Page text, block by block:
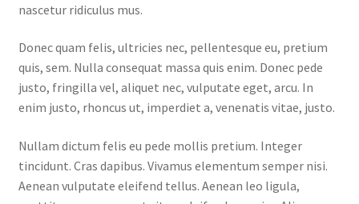
nascetur ridiculus mus.
Donec quam felis, ultricies nec, pellentesque eu, pretium
quis, sem. Nulla consequat massa quis enim. Donec pede
justo, fringilla vel, aliquet nec, vulputate eget, arcu. In
enim justo, rhoncus ut, imperdiet a, venenatis vitae, justo.
Nullam dictum felis eu pede mollis pretium. Integer
tincidunt. Cras dapibus. Vivamus elementum semper nisi.
Aenean vulputate eleifend tellus. Aenean leo ligula,